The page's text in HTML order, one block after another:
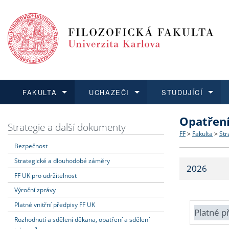
FAKULTA
Dozvědět se více
Struktura
Strategie
Fakultní
UCHAZEČI
Podat přihlášku
Co
Učitelské
STUDUJÍCÍ
Dozvědět se více
Dozvědět se více
O vědě a
Dozvědět se více
Aktuální
Strategie a další dokumenty
Bezpečnost
Strategické a dlouhodobé záměry
FF UK pro udržitelnost
Výroční zprávy
Platné vnitřní předpisy FF UK
Rozhodnutí a sdělení děkana, opatření a sdělení
FF > Fakulta >
2026
Platné